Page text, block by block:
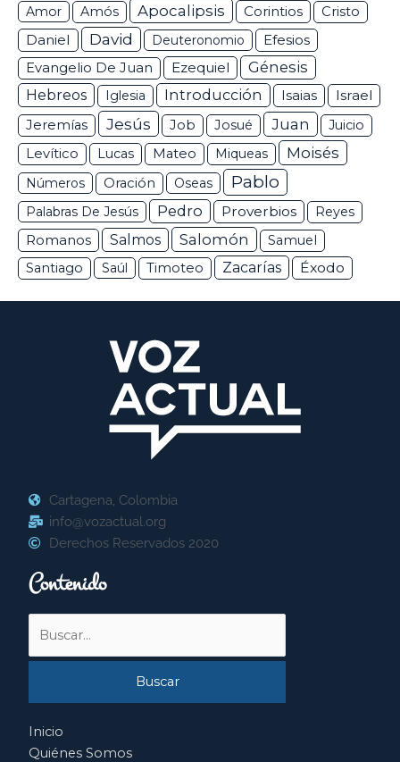
Amor Amós Apocalipsis Corintios Cristo
Daniel David Deuteronomio Efesios
Evangelio De Juan Ezequiel
Génesis
Hebreos
Iglesia Introducción Isaias Israel
Jeremías Jesús Job Josué Juan
Juicio
Levítico
Lucas Mateo Miqueas Moisés
Números Oración Oseas Pablo
Palabras De Jesús Pedro Proverbios Reyes
Romanos Salmos Salomón
Samuel
Santiago
Saúl Timoteo Zacarías Éxodo
Cartagena, Colombia
info@vozactual.org
Derechos Reservados 2020
Contenido
por:
Inicio
Quiénes Somos